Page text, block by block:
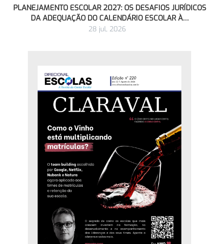
PLANEJAMENTO ESCOLAR 2027: OS DESAFIOS JURÍDICOS
DA ADEQUAÇÃO DO CALENDÁRIO ESCOLAR À…
28 jul, 2026